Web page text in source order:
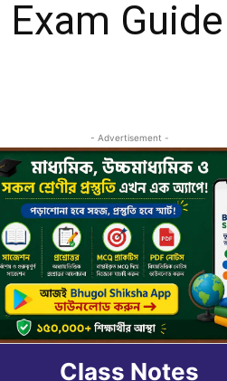
- Advertisement -
Class Notes